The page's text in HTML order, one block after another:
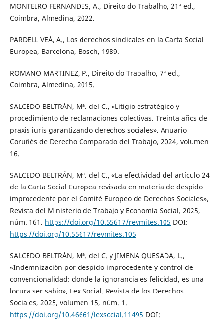
MONTEIRO FERNANDES, A., Direito do Trabalho, 21ª ed.,
Coimbra, Almedina, 2022.
PARDELL VEÀ, A., Los derechos sindicales en la Carta Social
Europea, Barcelona, Bosch, 1989.
ROMANO MARTINEZ, P., Direito do Trabalho, 7ª ed.,
Coimbra, Almedina, 2015.
SALCEDO BELTRÁN, Mª. del C., «Litigio estratégico y
procedimiento de reclamaciones colectivas. Treinta años de
praxis iuris garantizando derechos sociales», Anuario
Coruñés de Derecho Comparado del Trabajo, 2024, volumen
16.
SALCEDO BELTRÁN, Mª. del C., «La efectividad del artículo 24
de la Carta Social Europea revisada en materia de despido
improcedente por el Comité Europeo de Derechos Sociales»,
Revista del Ministerio de Trabajo y Economía Social, 2025,
núm. 161. https://doi.org/10.55617/revmites.105 DOI:
https://doi.org/10.55617/revmites.105
SALCEDO BELTRÁN, Mª. del C. y JIMENA QUESADA, L.,
«Indemnización por despido improcedente y control de
convencionalidad: donde la ignorancia es felicidad, es una
locura ser sabio», Lex Social. Revista de los Derechos
Sociales, 2025, volumen 15, núm. 1.
https://doi.org/10.46661/lexsocial.11495 DOI: